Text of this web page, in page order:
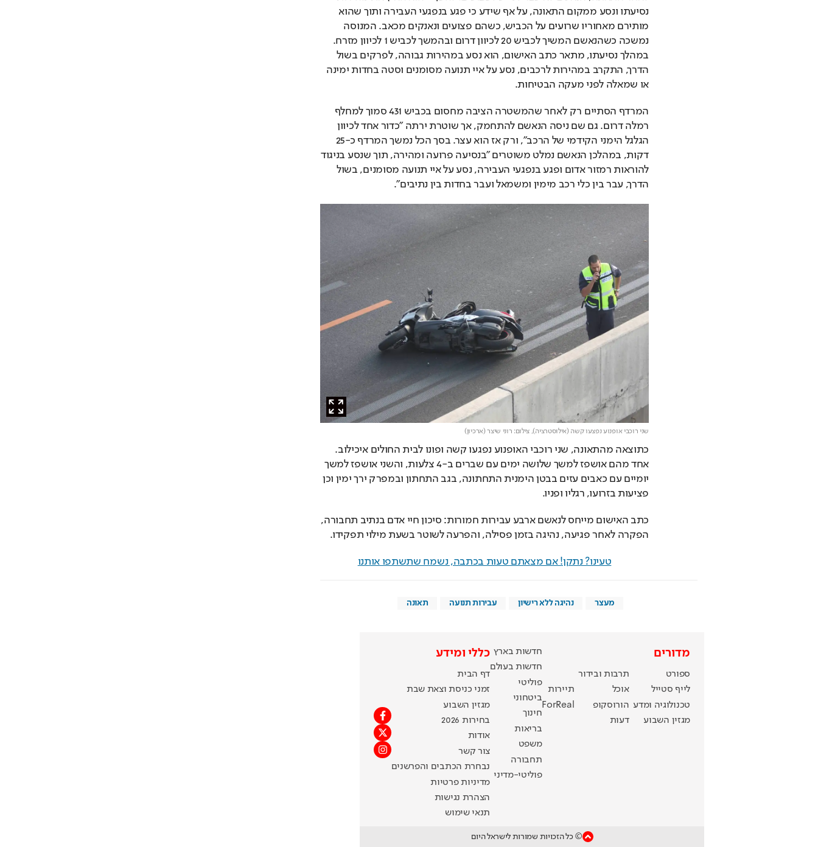
או שמאלה לפני מעקה הבטיחות.
רמלה דרום. גם שם ניסה הנאשם להתחמק, אך שוטרת ירתה "כדור אחד לכיוון
דקות, במהלכן הנאשם נמלט משוטרים "בנסיעה פרועה ומהירה, תוך שנסע בניגוד
להוראות רמזור אדום ופגע בנפגעי העבירה, נסע על איי תנועה מסומנים, בשול
הדרך, עבר בין כלי רכב מימין ומשמאל ועבר בחדות בין נתיבים".
שני רוכבי אופנוע נפצעו קשה (אילוסטרציה), צילום: רוני שיצר (ארכיון)
אחד מהם אושפז למשך שלושה ימים עם שברים ב-4 צלעות, והשני אושפז למשך
יומיים עם כאבים עזים בבטן הימנית התחתונה, בגב התחתון ובמפרק ירך ימין וכן
פציעות בזרועו, רגליו ופניו.
הפקרה לאחר פגיעה, נהיגה בזמן פסילה, והפרעה לשוטר בשעת מילוי תפקידו.
טעינו? נתקן! אם מצאתם טעות בכתבה, נשמח שתשתפו אותנו
מעצר נהיגה ללא רישיון עבירות תנועה תאונה
מדורים
ספורט
תרבות ובידור
לייף סטייל
אוכל
תיירות
טכנולוגיה ומדע הורוסקופ
ForReal
מגזין השבוע
דעות
חדשות בארץ
חדשות בעולם
פוליטי
ביטחוני
חינוך
בריאות
משפט
תחבורה
פוליטי-מדיני
כללי ומידע
דף הבית
זמני כניסת וצאת שבת
מגזין השבוע
בחירות 2026
אודות
צור קשר
נבחרת הכתבים והפרשנים
מדיניות פרטיות
הצהרת נגישות
תנאי שימוש
© כל הזכויות שמורות לישראל היום